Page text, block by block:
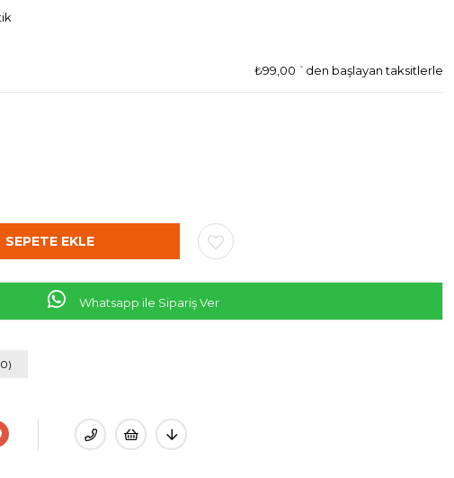
₺99,00 `den başlayan taksitlerle
Whatsapp ile Sipariş Ver